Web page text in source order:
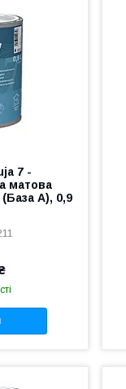
7 -
матова
А), 0,9